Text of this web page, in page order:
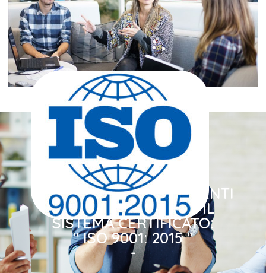
-
TUTTI I NOSTRI DIPENDENTI
OPERANO SECONDO IL
SISTEMA CERTIFICATO:
" ISO 9001: 2015 "
-